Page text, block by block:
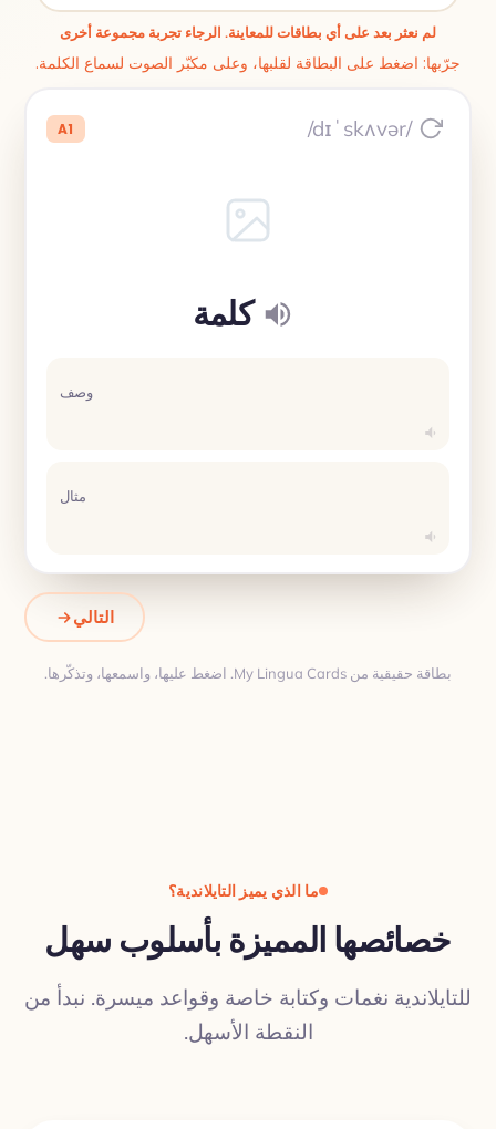
لم نعثر بعد على أي بطاقات للمعاينة. الرجاء تجربة مجموعة أخرى
جرّبها: اضغط على البطاقة لقلبها، وعلى مكبّر الصوت لسماع الكلمة.
A1 /dɪˈskʌvər/
كلمة
وصف
مثال
التالي
بطاقة حقيقية من My Lingua Cards. اضغط عليها، واسمعها، وتذكّرها.
ما الذي يميز التايلاندية؟
خصائصها المميزة بأسلوب سهل
للتايلاندية نغمات وكتابة خاصة وقواعد ميسرة. نبدأ من
النقطة الأسهل.